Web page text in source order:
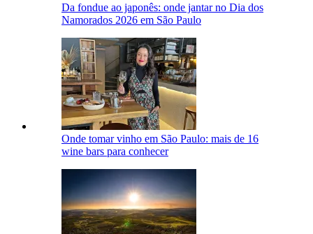
Da fondue ao japonês: onde jantar no Dia dos
Namorados 2026 em São Paulo
Onde tomar vinho em São Paulo: mais de 16
wine bars para conhecer